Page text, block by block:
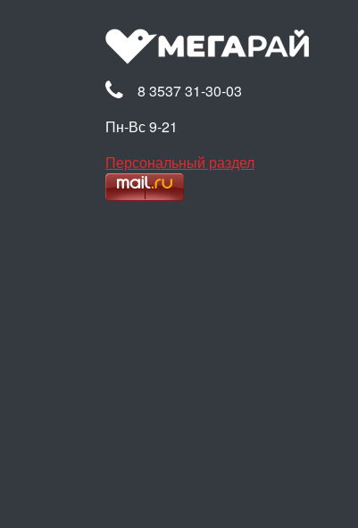
8 3537 31-30-03
Пн-Вс 9-21
Персональный раздел